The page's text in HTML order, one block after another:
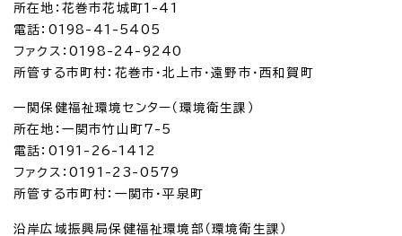
所在地：花巻市花城町1-41
電話：0198-41-5405
ファクス：0198-24-9240
所管する市町村：花巻市・北上市・遠野市・西和賀町
一関保健福祉環境センター（環境衛生課）
所在地：一関市竹山町7-5
電話：0191-26-1412
ファクス：0191-23-0579
所管する市町村：一関市・平泉町
沿岸広域振興局保健福祉環境部（環境衛生課）